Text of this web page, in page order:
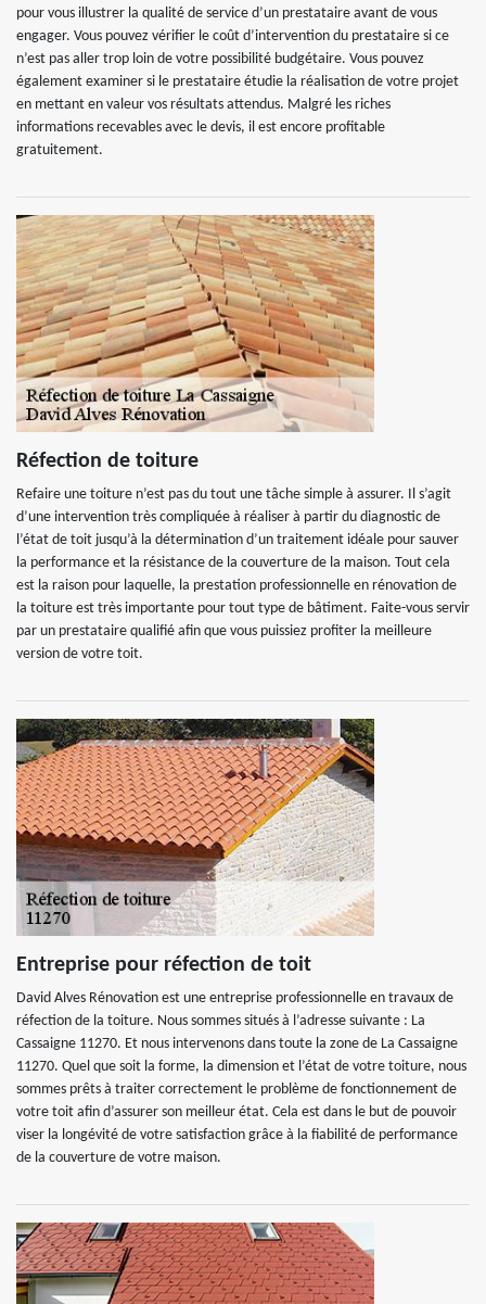
pour vous illustrer la qualité de service d’un prestataire avant de vous
engager. Vous pouvez vérifier le coût d’intervention du prestataire si ce
n’est pas aller trop loin de votre possibilité budgétaire. Vous pouvez
également examiner si le prestataire étudie la réalisation de votre projet
en mettant en valeur vos résultats attendus. Malgré les riches
informations recevables avec le devis, il est encore profitable
gratuitement.
Réfection de toiture
Refaire une toiture n’est pas du tout une tâche simple à assurer. Il s’agit
d’une intervention très compliquée à réaliser à partir du diagnostic de
l’état de toit jusqu’à la détermination d’un traitement idéale pour sauver
la performance et la résistance de la couverture de la maison. Tout cela
est la raison pour laquelle, la prestation professionnelle en rénovation de
la toiture est très importante pour tout type de bâtiment. Faite-vous servir
par un prestataire qualifié afin que vous puissiez profiter la meilleure
version de votre toit.
Entreprise pour réfection de toit
David Alves Rénovation est une entreprise professionnelle en travaux de
réfection de la toiture. Nous sommes situés à l’adresse suivante : La
Cassaigne 11270. Et nous intervenons dans toute la zone de La Cassaigne
11270. Quel que soit la forme, la dimension et l’état de votre toiture, nous
sommes prêts à traiter correctement le problème de fonctionnement de
votre toit afin d’assurer son meilleur état. Cela est dans le but de pouvoir
viser la longévité de votre satisfaction grâce à la fiabilité de performance
de la couverture de votre maison.